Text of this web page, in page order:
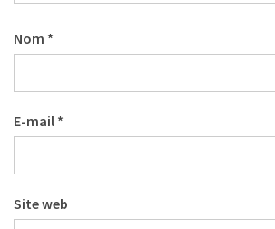
Nom *
E-mail *
Site web